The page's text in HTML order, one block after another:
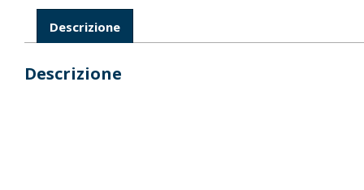
Descrizione
Descrizione